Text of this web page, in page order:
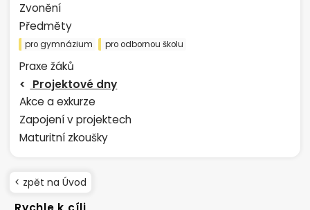
Zvonění
Předměty
pro gymnázium pro odbornou školu
Praxe žáků
Projektové dny
Akce a exkurze
Zapojení v projektech
Maturitní zkoušky
< zpět na Úvod